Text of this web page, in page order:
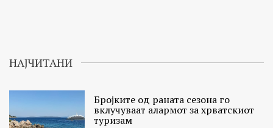
НАЈЧИТАНИ
Бројките од раната сезона го
вклучуваат алармот за хрватскиот
туризам